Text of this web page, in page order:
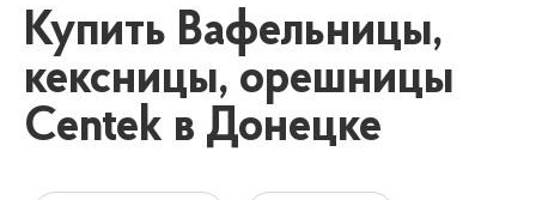
Купить Вафельницы,
кексницы, орешницы
Centek в Донецке